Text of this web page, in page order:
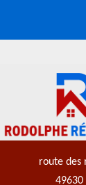
route des
49630